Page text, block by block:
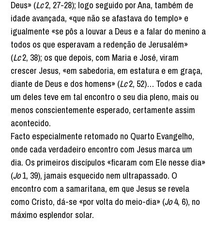
Deus» (Lc2, 27-28); logo seguido por Ana, também de
idade avançada, «que não se afastava do templo» e
igualmente «se pôs a louvar a Deus e a falar do menino a
todos os que esperavam a redenção de Jerusalém»
(Lc2, 38); os que depois, com Maria e José, viram
crescer Jesus, «em sabedoria, em estatura e em graça,
diante de Deus e dos homens» (Lc2, 52)… Todos e cada
um deles teve em tal encontro o seu dia pleno, mais ou
menos conscientemente esperado, certamente assim
acontecido.
Facto especialmente retomado no Quarto Evangelho,
onde cada verdadeiro encontro com Jesus marca um
dia. Os primeiros discípulos «ficaram com Ele nesse dia»
(Jo1, 39), jamais esquecido nem ultrapassado. O
encontro com a samaritana, em que Jesus se revela
como Cristo, dá-se «por volta do meio-dia» (Jo4, 6), no
máximo esplendor solar.